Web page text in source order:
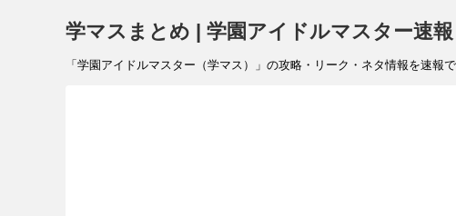
学マスまとめ | 学園アイドルマスター速報
「学園アイドルマスター（学マス）」の攻略・リーク・ネタ情報を速